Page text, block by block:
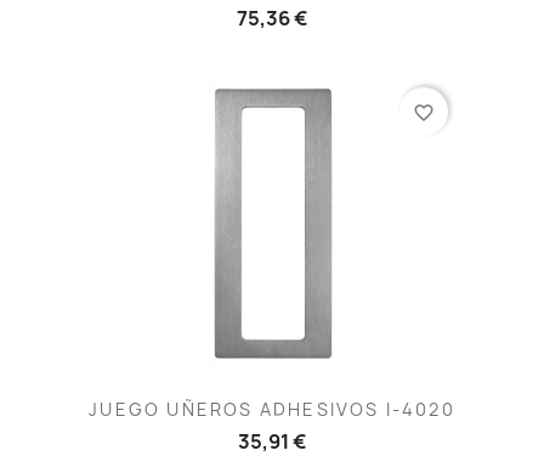
75,36 €
JUEGO UÑEROS ADHESIVOS I-4020
35,91 €
favorite_border